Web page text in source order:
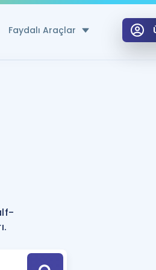
Faydalı Araçlar
Hesaplama Aracı
için Öneriler
Tek Takvimde
Hoca ile seni sınava hazırlayacak